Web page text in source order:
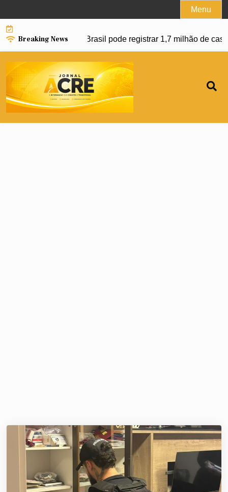
to
content
Menu
Breaking News
da dengue e Brasil pode registrar 1,7 milhão de casos